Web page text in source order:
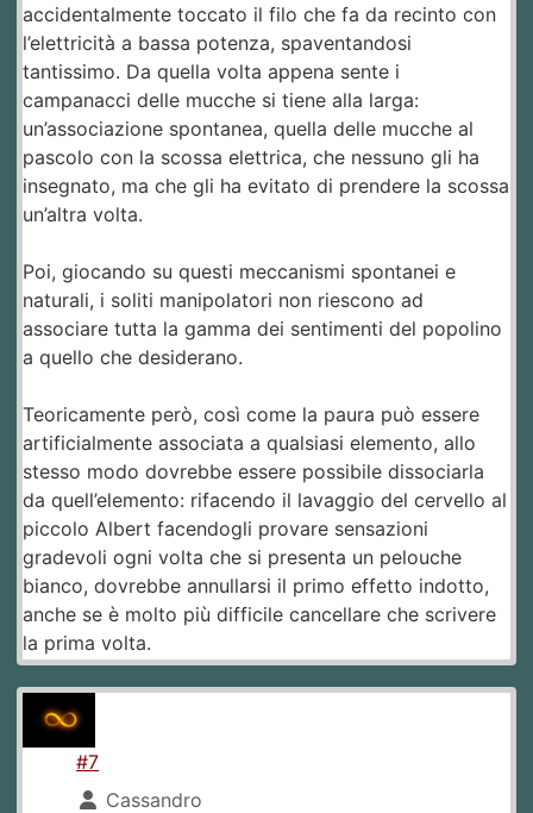
accidentalmente toccato il filo che fa da recinto con
l’elettricità a bassa potenza, spaventandosi
tantissimo. Da quella volta appena sente i
campanacci delle mucche si tiene alla larga:
un’associazione spontanea, quella delle mucche al
pascolo con la scossa elettrica, che nessuno gli ha
insegnato, ma che gli ha evitato di prendere la scossa
un’altra volta.
Poi, giocando su questi meccanismi spontanei e
naturali, i soliti manipolatori non riescono ad
associare tutta la gamma dei sentimenti del popolino
a quello che desiderano.
Teoricamente però, così come la paura può essere
artificialmente associata a qualsiasi elemento, allo
stesso modo dovrebbe essere possibile dissociarla
da quell’elemento: rifacendo il lavaggio del cervello al
piccolo Albert facendogli provare sensazioni
gradevoli ogni volta che si presenta un pelouche
bianco, dovrebbe annullarsi il primo effetto indotto,
anche se è molto più difficile cancellare che scrivere
la prima volta.
#7
Cassandro